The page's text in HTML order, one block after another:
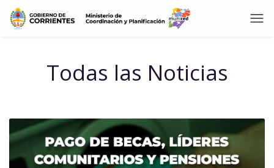
Todas las Noticias